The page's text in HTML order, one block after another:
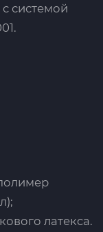
системой
латекса.